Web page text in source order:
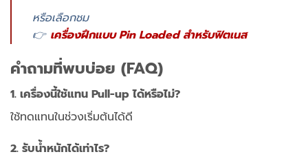
หรือเลือกชม
👉 เครื่องฝึกแบบ Pin Loaded สำหรับฟิตเนส
คำถามที่พบบ่อย (FAQ)
1. เครื่องนี้ใช้แทน Pull-up ได้หรือไม่?
ใช้ทดแทนในช่วงเริ่มต้นได้ดี
2. รับน้ำหนักได้เท่าไร?